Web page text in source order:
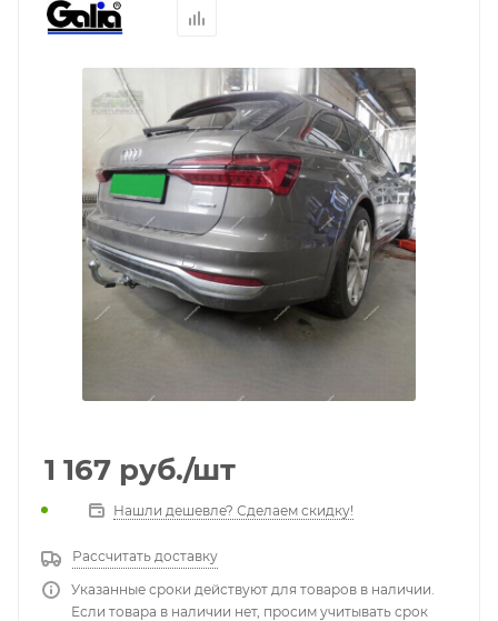
1 167 руб./шт
Нашли дешевле? Сделаем скидку!
Рассчитать доставку
Указанные сроки действуют для товаров в наличии.
Если товара в наличии нет, просим учитывать срок